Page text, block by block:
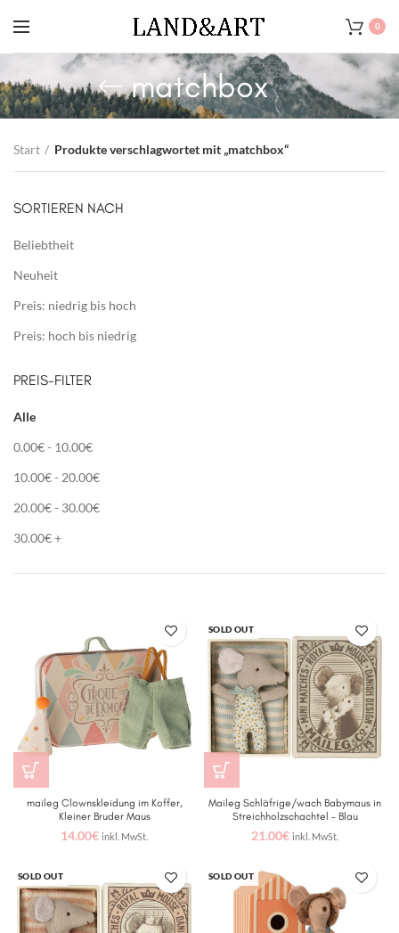
0
matchbox
Start Produkte verschlagwortet mit „matchbox“
SORTIEREN NACH
Beliebtheit
Neuheit
Preis: niedrig bis hoch
Preis: hoch bis niedrig
PREIS-FILTER
Alle
0.00€- 10.00€
10.00€- 20.00€
20.00€- 30.00€
30.00€+
maileg Clownskleidung im Koffer,
Kleiner Bruder Maus
14.00€ inkl. MwSt.
SOLD OUT
Maileg Schläfrige/wach Babymaus in
Streichholzschachtel – Blau
21.00€ inkl. MwSt.
SOLD OUT SOLD OUT